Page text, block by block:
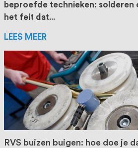
beproefde technieken: solderen
het feit dat...
LEES MEER
RVS buizen buigen: hoe doe je